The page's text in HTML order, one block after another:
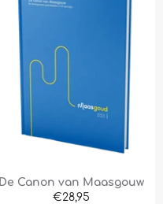
De Canon van Maasgouw
Normale
€28,95